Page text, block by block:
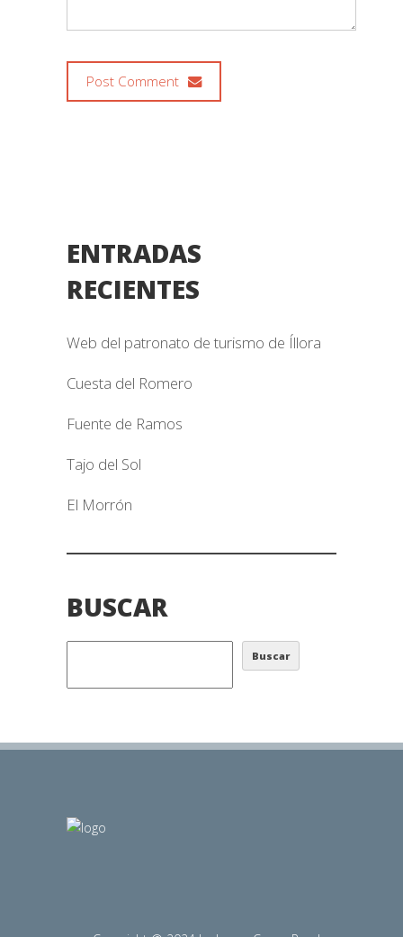
Post Comment
ENTRADAS
RECIENTES
Web del patronato de turismo de Íllora
Cuesta del Romero
Fuente de Ramos
Tajo del Sol
El Morrón
BUSCAR
Buscar